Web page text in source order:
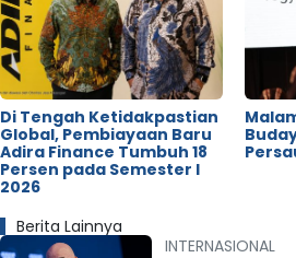
Di Tengah Ketidakpastian
Global, Pembiayaan Baru
Adira Finance Tumbuh 18
Persen pada Semester I
2026
Berita Lainnya
INTERNASIONAL